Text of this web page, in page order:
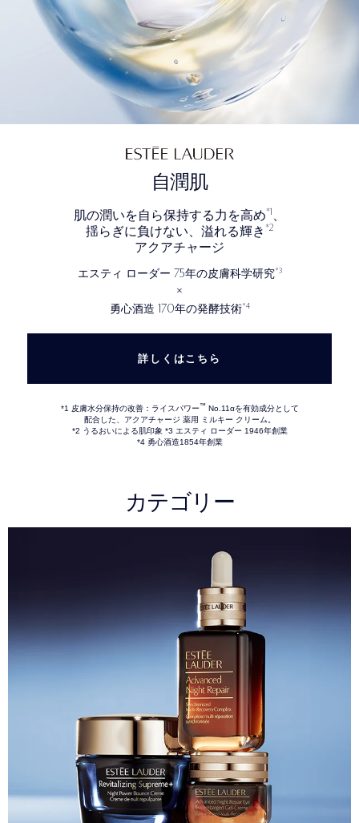
自潤肌
肌の潤いを自ら保持する力を高め*1
揺らぎに負けない、溢れる輝き *2
アクアチャージ
エスティ ローダー 75年の皮膚科学研究*3
×
勇心酒造 170年の発酵技術*4
詳しくはこちら
*1 皮膚水分保持の改善：ライスパワー™No.11αを有効成分として
配合した、アクアチャージ 薬用 ミルキー クリーム。
*2 うるおいによる肌印象 *3 エスティ ローダー 1946年創業
*4 勇心酒造1854年創業
カテゴリー